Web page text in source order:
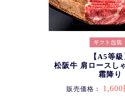
【A5等級
松阪牛 肩ロースし
霜降り
販売価格： 1,600